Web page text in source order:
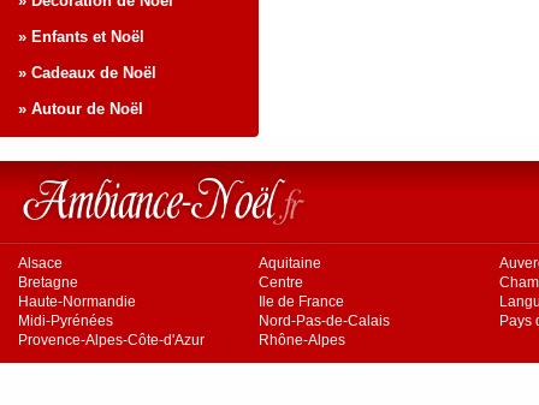
» Enfants et Noël
» Cadeaux de Noël
» Autour de Noël
Alsace Aquitaine
Bretagne
Centre
Haute-Normandie
Ile de France
Midi-Pyrénées
Nord-Pas-de-Calais
Pays
Provence-Alpes-Côte-d'Azur
Rhône-Alpes